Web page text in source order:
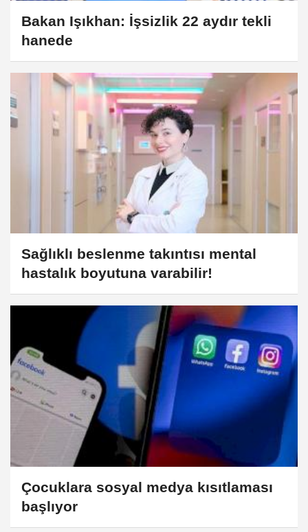
Bakan Işıkhan: İşsizlik 22 aydır tekli
hanede
Sağlıklı beslenme takıntısı mental
hastalık boyutuna varabilir!
Çocuklara sosyal medya kısıtlaması
başlıyor